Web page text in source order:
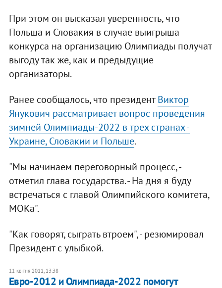
При этом он высказал уверенность, что
Польша и Словакия в случае выигрыша
конкурса на организацию Олимпиады получат
выгоду так же, как и предыдущие
организаторы.
Ранее сообщалось, что президентВиктор
Янукович рассматривает вопрос проведения
зимней Олимпиады-2022 в трех странах -
Украине, Словакии и Польше.
"Мы начинаем переговорный процесс, -
отметил глава государства. - На дня я буду
встречаться с главой Олимпийского комитета,
МОКа".
"Как говорят, сыграть втроем", - резюмировал
Президент с улыбкой.
11 квітня 2011, 13:38
Евро-2012 и Олимпиада-2022 помогут